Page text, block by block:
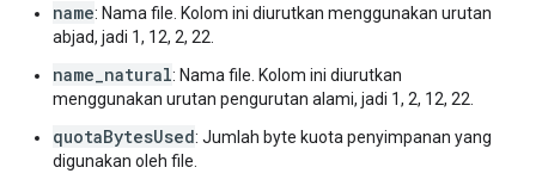
name: Nama file. Kolom ini diurutkan menggunakan urutan
abjad, jadi 1, 12, 2, 22.
name_natural: Nama file. Kolom ini diurutkan
menggunakan urutan pengurutan alami, jadi 1, 2, 12, 22.
quotaBytesUsed: Jumlah byte kuota penyimpanan yang
digunakan oleh file.